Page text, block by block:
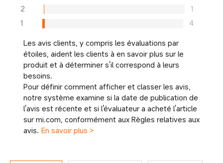
2
1
1
4
Les avis clients, y compris les évaluations par
étoiles, aident les clients à en savoir plus sur le
produit et à déterminer s'il correspond à leurs
besoins.
Pour définir comment afficher et classer les avis,
notre système examine si la date de publication de
l'avis est récente et si l'évaluateur a acheté l'article
sur mi.com, conformément aux Règles relatives aux
avis. En savoir plus >